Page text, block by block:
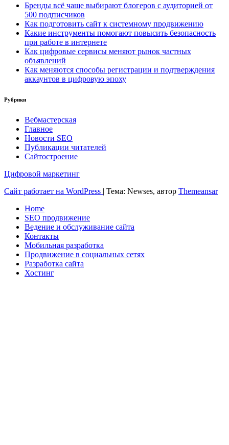
Бренды всё чаще выбирают блогеров с аудиторией от
500 подписчиков
Как подготовить сайт к системному продвижению
Какие инструменты помогают повысить безопасность
при работе в интернете
Как цифровые сервисы меняют рынок частных
объявлений
Как меняются способы регистрации и подтверждения
аккаунтов в цифровую эпоху
Рубрики
Вебмастерская
Главное
Новости SEO
Публикации читателей
Сайтостроение
Цифровой маркетинг
Сайт работает на WordPress | Тема: Newses, автор Themeansar
Home
SEO продвижение
Ведение и обслуживание сайта
Контакты
Мобильная разработка
Продвижение в социальных сетях
Разработка сайта
Хостинг